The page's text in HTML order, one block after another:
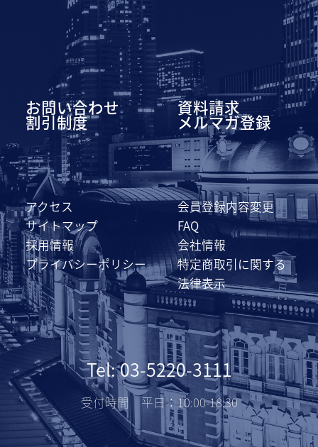
お問い合わせ 資料請求
割引制度 メルマガ登録
アクセス
会員登録内容変更
サイトマップ
FAQ
採用情報
会社情報
プライバシーポリシー
特定商取引に関する
法律表示
Tel: 03-5220-3111
受付時間 平日：10:00-18:30